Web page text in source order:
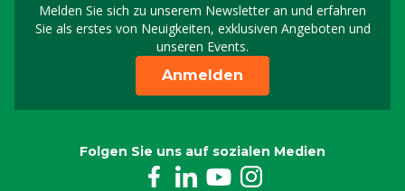
Melden Sie sich zu unserem Newsletter an und erfahren
Sie als erstes von Neuigkeiten, exklusiven Angeboten und
unseren Events.
Melden Sie sich für
Anmelden
Folgen Sie uns auf sozialen Medien